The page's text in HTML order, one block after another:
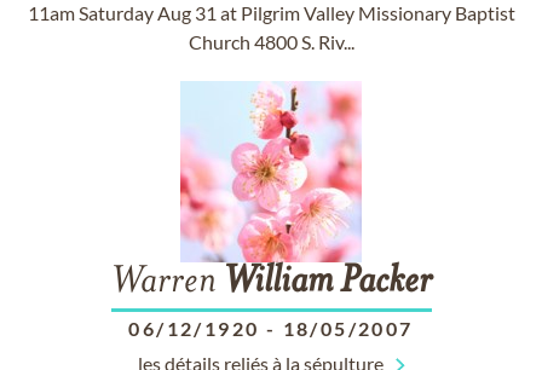
11am Saturday Aug 31 at Pilgrim Valley Missionary Baptist
Church 4800 S. Riv...
Warren William Packer
06/12/1920 - 18/05/2007
les détails reliés à la sépulture